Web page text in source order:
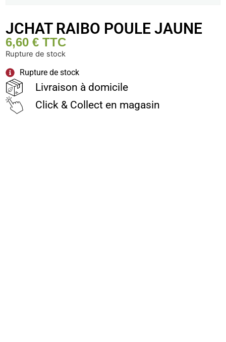
JCHAT RAIBO POULE JAUNE
6,60€ TTC
Rupture de stock
Rupture de stock
Livraison à domicile
Click & Collect en magasin